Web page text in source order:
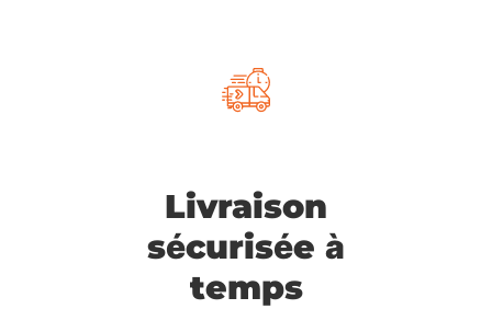
Livraison
sécurisée à
temps